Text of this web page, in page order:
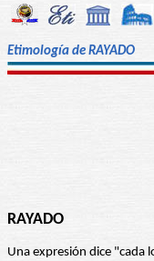
Etimología de RAYADO
RAYADO
Una expresión dice "cada